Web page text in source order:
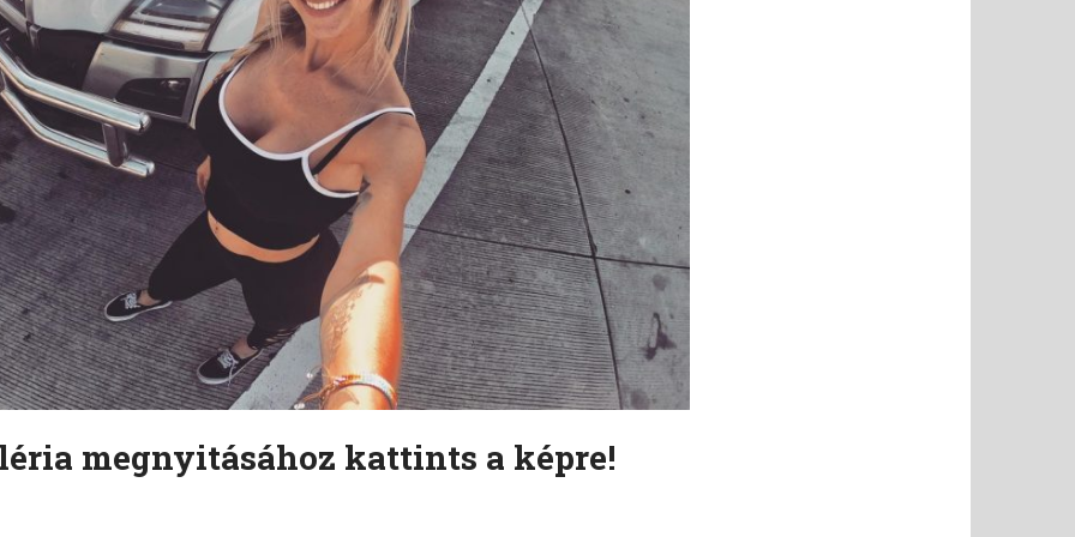
megnyitásához kattints a képre!